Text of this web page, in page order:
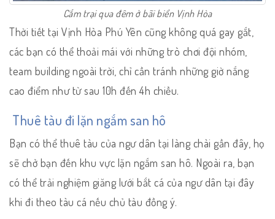
Cắm trại qua đêm ở bãi biển Vịnh Hòa
Thời tiết tại Vịnh Hòa Phú Yên cũng không quá gay gắt,
các bạn có thể thoải mái với những trò chơi đội nhóm,
team building ngoài trời, chỉ cần tránh những giờ nắng
cao điểm như từ sau 10h đến 4h chiều.
Thuê tàu đi lặn ngắm san hô
Bạn có thể thuê tàu của ngư dân tại làng chài gần đây, họ
sẽ chở bạn đến khu vực lặn ngắm san hô. Ngoài ra, bạn
có thể trải nghiệm giăng lưới bắt cá của ngư dân tại đây
khi đi theo tàu cá nếu chủ tàu đồng ý.